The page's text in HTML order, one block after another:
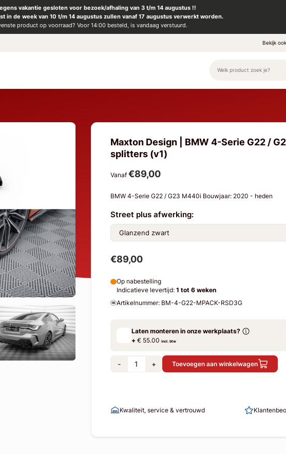
vakantie gesloten voor bezoek/afhaling van 3 t/m 14 augustus !!
in de week van 10 t/m 14 augustus zullen vanaf 17 augustus verwerkt worden.
product op voorraad? Voor 14:00 besteld, is vandaag verstuurd.
Bekijk
Maxton Design | BMW 4-Serie G22 /
splitters (v1)
Vanaf €89,00
BMW 4-Serie G22 / G23 M440i Bouwjaar: 2020 - heden
Street plus afwerking:
€89,00
Op nabestelling
Indicatieve levertijd: 1 tot 6 weken
Artikelnummer: BM-4-G22-MPACK-RSD3G
Laten monteren in onze werkplaats?
+€ 55.00 incl. btw
- + Toevoegen aan winkelwagen
Kwaliteit, service & vertrouwd